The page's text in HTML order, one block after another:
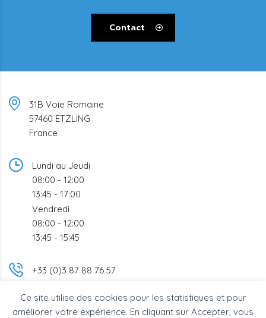
Ce site utilise des cookies pour les statistiques et pour
améliorer votre expérience. En cliquant sur Accepter, vous
Contact
31B Voie Romaine
57460 ETZLING
France
Lundi au Jeudi
08:00 - 12:00
13:45 - 17:00
Vendredi
08:00 - 12:00
13:45 - 15:45
+33 (0)3 87 88 76 57
info@bsc-industrie.com